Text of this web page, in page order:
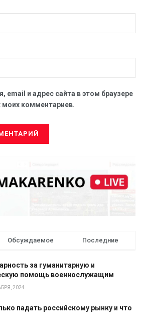
email и адрес сайта в этом браузере
комментариев.
Обсуждаемое Последние
за гуманитарную и
помощь военнослужащим
2024
падать российскому рынку и что